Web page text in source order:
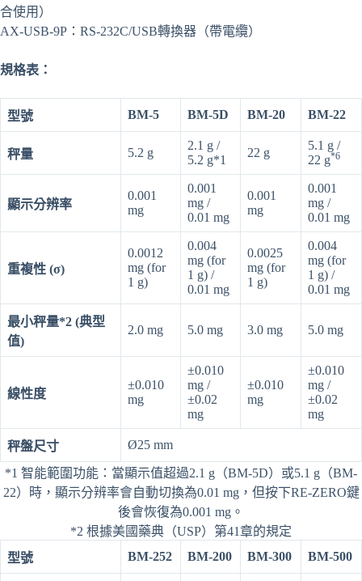
合使用）
AX-USB-9P：RS-232C/USB轉換器（帶電纜）
規格表：
型號 BM-5 BM-5D BM-20 BM-22
秤量 5.2 g
2.1 g /
5.2 g*1
22 g
5.1 g /
22 g*6
顯示分辨率
0.001
mg
0.001
mg /
0.01 mg
0.001
mg
0.001
mg /
0.01 mg
重複性 (σ)
0.0012
mg (for
1 g)
0.004
mg (for
1 g) /
0.01 mg
0.0025
mg (for
1 g)
0.004
mg (for
1 g) /
0.01 mg
最小秤量*2 (典型
值)
2.0 mg 5.0 mg 3.0 mg 5.0 mg
線性度
±0.010
mg
±0.010
mg /
±0.02
mg
±0.010
mg
±0.010
mg /
±0.02
mg
秤盤尺寸 Ø25 mm
*1 智能範圍功能：當顯示值超過2.1 g（BM-5D）或5.1 g（BM-
22）時，顯示分辨率會自動切換為0.01 mg，但按下RE-ZERO鍵
後會恢復為0.001 mg。
*2 根據美國藥典（USP）第41章的規定
型號
BM-252 BM-200 BM-300 BM-500